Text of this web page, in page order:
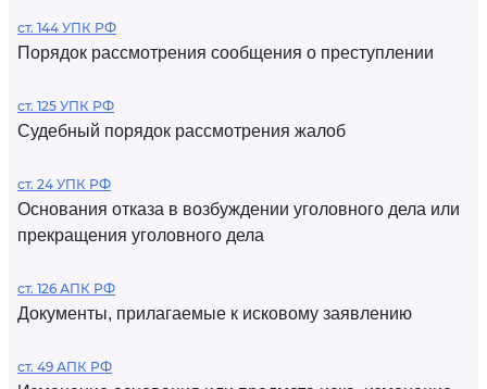
ст. 144 УПК РФ
Порядок рассмотрения сообщения о преступлении
ст. 125 УПК РФ
Судебный порядок рассмотрения жалоб
ст. 24 УПК РФ
Основания отказа в возбуждении уголовного дела или
прекращения уголовного дела
ст. 126 АПК РФ
Документы, прилагаемые к исковому заявлению
ст. 49 АПК РФ